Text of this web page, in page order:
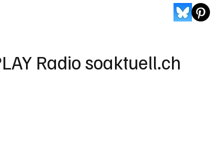
Radio soaktuell.ch